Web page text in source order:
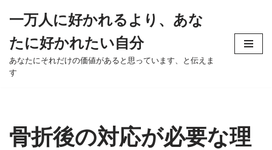
to
content
一万人に好かれるより、あな
たに好かれたい自分
あなたにそれだけの価値があると思っています、と伝えま
す
骨折後の対応が必要な理